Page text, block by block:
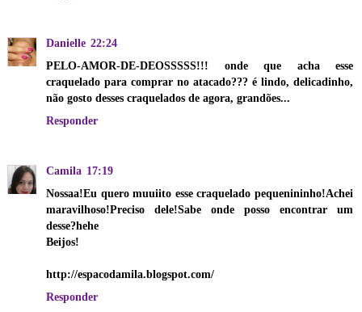
Danielle 22:24
PELO-AMOR-DE-DEOSSSSS!!! onde que acha esse
craquelado para comprar no atacado??? é lindo, delicadinho,
não gosto desses craquelados de agora, grandões...
Responder
Camila 17:19
Nossaa!Eu quero muuiito esse craquelado pequenininho!Achei
maravilhoso!Preciso dele!Sabe onde posso encontrar um
desse?hehe
Beijos!
http://espacodamila.blogspot.com/
Responder